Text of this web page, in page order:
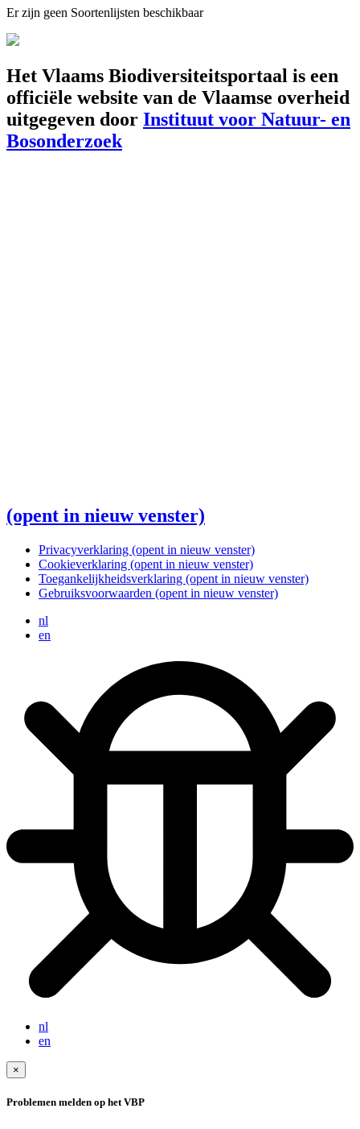
Er zijn geen Soortenlijsten beschikbaar
Het Vlaams Biodiversiteitsportaal is een
officiële website van de Vlaamse overheid
uitgegeven door Instituut voor Natuur- en
Bosonderzoek
(opent in nieuw venster)
Privacyverklaring (opent in nieuw venster)
Cookieverklaring (opent in nieuw venster)
Toegankelijkheidsverklaring (opent in nieuw venster)
Gebruiksvoorwaarden (opent in nieuw venster)
nl
en
nl
en
×
Problemen melden op het VBP